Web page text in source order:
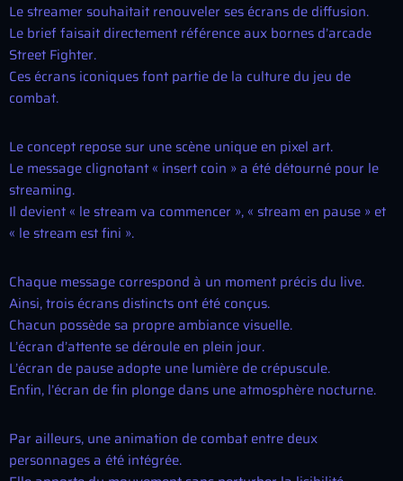
Le streamer souhaitait renouveler ses écrans de diffusion.
Le brief faisait directement référence aux bornes d’arcade
Street Fighter.
Ces écrans iconiques font partie de la culture du jeu de
combat.
Le concept repose sur une scène unique en pixel art.
Le message clignotant « insert coin » a été détourné pour le
streaming.
Il devient « le stream va commencer », « stream en pause » et
« le stream est fini ».
Chaque message correspond à un moment précis du live.
Ainsi, trois écrans distincts ont été conçus.
Chacun possède sa propre ambiance visuelle.
L’écran d’attente se déroule en plein jour.
L’écran de pause adopte une lumière de crépuscule.
Enfin, l’écran de fin plonge dans une atmosphère nocturne.
Par ailleurs, une animation de combat entre deux
personnages a été intégrée.